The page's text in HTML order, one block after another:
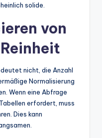
solide.
von
nicht, die Anzahl
Normalisierung
Wenn eine Abfrage
erfordert, muss
Dies kann